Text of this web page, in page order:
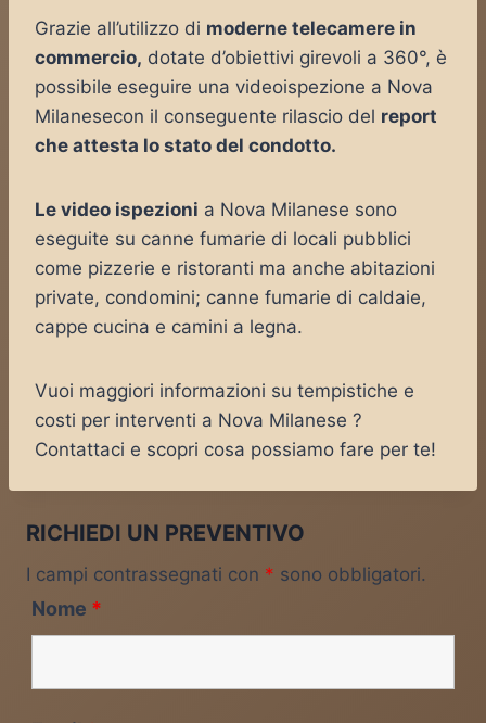
Grazie all’utilizzo di moderne telecamere in
commercio, dotate d’obiettivi girevoli a 360°, è
possibile eseguire una videoispezione a Nova
Milanesecon il conseguente rilascio del report
che attesta lo stato del condotto.
Le video ispezioni a Nova Milanese sono
eseguite su canne fumarie di locali pubblici
come pizzerie e ristoranti ma anche abitazioni
private, condomini; canne fumarie di caldaie,
cappe cucina e camini a legna.
Vuoi maggiori informazioni su tempistiche e
costi per interventi a Nova Milanese ?
Contattaci e scopri cosa possiamo fare per te!
RICHIEDI UN PREVENTIVO
I campi contrassegnati con * sono obbligatori.
Nome *